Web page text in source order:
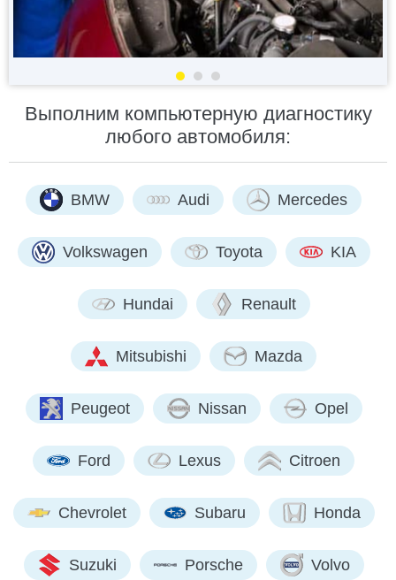
Выполним компьютерную диагностику
любого автомобиля:
BMW Audi Mercedes
Volkswagen Toyota KIA
Hundai Renault
Mitsubishi Mazda
Peugeot Nissan Opel
Ford Lexus Citroen
Chevrolet Subaru Honda
Suzuki Porsche Volvo